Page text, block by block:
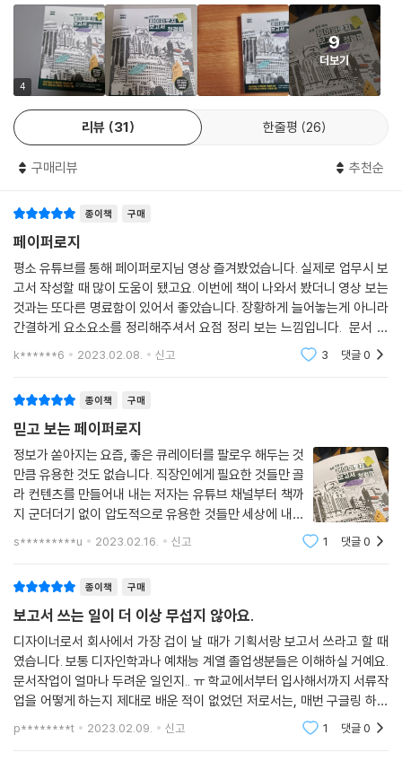
기획과 PPT, 발표 및 커뮤니케이션까지
이 책 한 권으로 보고서 고민 완전격파!
PPT/제안서/기획서 유튜브 구독자 1위
누적 조회 700만 뷰
애티튜드, 생각하는 법, 글쓰기, 제목, 로직트리, 업무관리표...
● 보고서 ‘디자인’ 완전격파 원칙 32
사이즈, 툴바 세팅, 폰트, 컬러, 강조, 선, 시메트리, 트리밍...
● 보고서 ‘발표’ 완전격파 원칙 14
표지 기술, 팀원 소개, 목표 쪼개기, 연기력, 잡담력, 성공 비결...
● 실전 보고서 PPT 템플릿 171개 무료 다운로드
4
9
더보기
리뷰 31 한줄평 26
구매리뷰 추천순
종이책 구매
페이퍼로지
평소 유튜브를 통해 페이퍼로지님 영상 즐겨봤었습니다. 실제로 업무시 보
고서 작성할 때 많이 도움이 됐고요. 이번에 책이 나와서 봤더니 영상 보는
것과는 또다른 명료함이 있어서 좋았습니다. 장황하게 늘어놓는게 아니라
간결하게 요소요소를 정리해주셔서 요점 정리 보는 느낌입니다. 문서 작
성 사례를 들어가며 설명해주셔서 부담없이 술술 읽을 수 있었습니다. 책
k******6 2023.02.08. 신고 3 댓글0
종이책 구매
믿고 보는 페이퍼로지
정보가 쏟아지는 요즘, 좋은 큐레이터를 팔로우 해두는 것
만큼 유용한 것도 없습니다. 직장인에게 필요한 것들만 골
라 컨텐츠를 만들어내 내는 저자는 유튜브 채널부터 책까
지 군더더기 없이 압도적으로 유용한 것들만 세상에 내어
놓습니다. 언제나 믿고 보는 페이퍼로지 덕분에 업무 효율
s*********u 2023.02.16. 신고 1 댓글0
종이책 구매
보고서 쓰는 일이 더 이상 무섭지 않아요.
디자이너로서 회사에서 가장 겁이 날 때가 기획서랑 보고서 쓰라고 할 때
였습니다. 보통 디자인학과나 예채능 계열 졸업생분들은 이해하실 거예요.
문서작업이 얼마나 두려운 일인지.. ㅠ 학교에서부터 입사해서까지 서류작
업을 어떻게 하는지 제대로 배운 적이 없었던 저로서는, 매번 구글링 하고
유튜브를 보며 기획서/보고서 쓰는 방법을 검색하기에 바빴었죠.. 그 때 페
이퍼로지 채널
p********t 2023.02.09. 신고 1 댓글0